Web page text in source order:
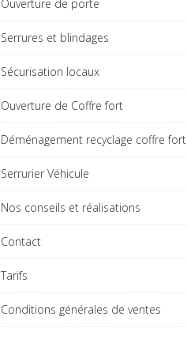
Ouverture de porte
Serrures et blindages
Sécurisation locaux
Ouverture de Coffre fort
Déménagement recyclage coffre fort
Serrurier Véhicule
Nos conseils et réalisations
Contact
Tarifs
Conditions générales de ventes